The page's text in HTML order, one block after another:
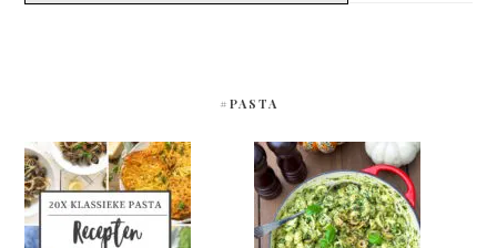
#PASTA